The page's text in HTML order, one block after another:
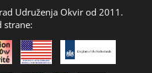
Udruženja Okvir od 2011.
strane: